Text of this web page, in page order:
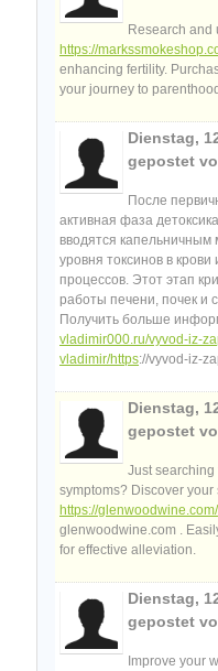
Research and
https://
enhancing fertility.
your journey to
Dienstag,
gepostet
После
активная фаза
вводятся
уровня токсинов в
процессов. Этот этап
работы печени, почек и
Получить больше
vladimir000.ru/vyvod-iz-
vladimir/https://vyvod-iz-
Dienstag,
gepostet
Just
symptoms? Discover your
https://
glenwoodwine.com .
for effective alleviation.
Dienstag,
gepostet
Improve your